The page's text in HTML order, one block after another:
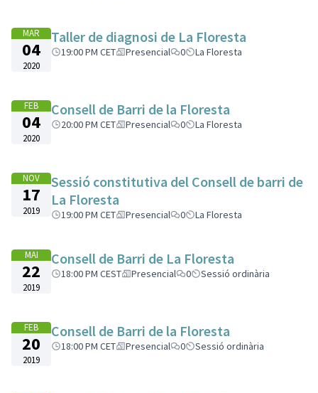
MAR
04
2020
Taller de diagnosi de La Floresta
19:00 PM CET Presencial 0 La Floresta
FEB
04
2020
Consell de Barri de la Floresta
20:00 PM CET Presencial 0 La Floresta
NOV
17
2019
Sessió constitutiva del Consell de barri de
La Floresta
19:00 PM CET Presencial 0 La Floresta
MAI
22
2019
Consell de Barri de La Floresta
18:00 PM CEST Presencial 0 Sessió ordinària
FEB
20
2019
Consell de Barri de la Floresta
18:00 PM CET Presencial 0 Sessió ordinària